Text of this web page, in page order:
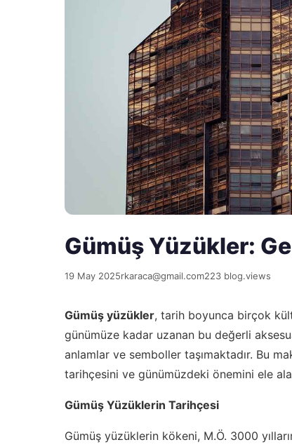
Gümüş Yüzükler:
19 May 2025rkaraca@gmail.com223 blog.views
Gümüş yüzükler, tarih boyunca birçok
günümüze kadar uzanan bu değerli
anlamlar ve semboller taşımaktadır. Bu
tarihçesini ve günümüzdeki önemini ele
Gümüş Yüzüklerin Tarihçesi
Gümüş yüzüklerin kökeni, M.Ö. 3000